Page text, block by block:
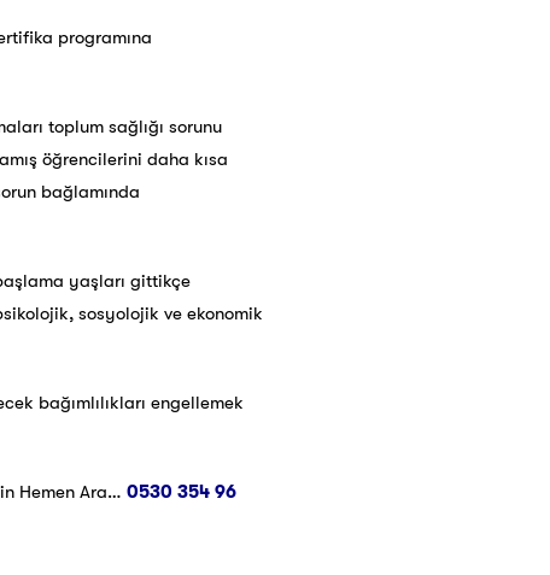
programına
toplum sağlığı sorunu
öğrencilerini daha kısa
bağlamında
yaşları gittikçe
sosyolojik ve ekonomik
bağımlılıkları engellemek
Hemen Ara… 0530 354 96